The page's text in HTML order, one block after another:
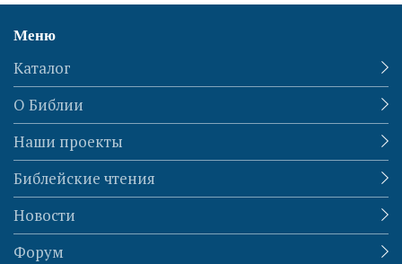
Меню
Каталог
О Библии
Наши проекты
Библейские чтения
Новости
Форум